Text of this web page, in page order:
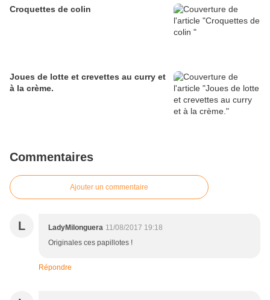
Croquettes de colin
Joues de lotte et crevettes au curry et
à la crème.
Commentaires
Ajouter un commentaire
L LadyMilonguera 11/08/2017 19:18
Originales ces papillotes !
Répondre